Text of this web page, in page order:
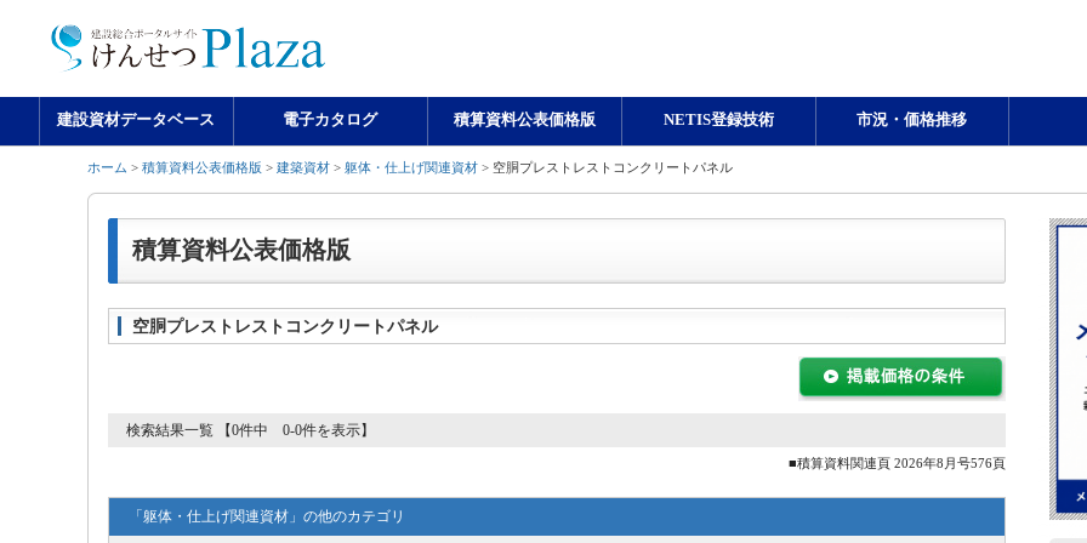
建設資材データベース 電子カタログ 積算資料公表価格版 NETIS登録技術 市況・価格推移
ホーム > 積算資料公表価格版 > 建築資材 > 躯体・仕上げ関連資材 > 空胴プレストレストコンクリートパネル
積算資料公表価格版
空胴プレストレストコンクリートパネル
検索結果一覧 【0件中 0-0件を表示】
■積算資料関連頁 2026年8月号576頁
「躯体・仕上げ関連資材」の他のカテゴリ